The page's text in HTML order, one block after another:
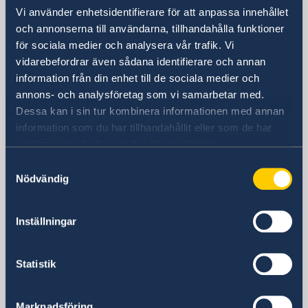
Vi använder enhetsidentifierare för att anpassa innehållet
och annonserna till användarna, tillhandahålla funktioner
för sociala medier och analysera vår trafik. Vi
vidarebefordrar även sådana identifierare och annan
information från din enhet till de sociala medier och
annons- och analysföretag som vi samarbetar med.
Dessa kan i sin tur kombinera informationen med annan
information som du har tillhandahållit eller som de har
samlat in när du har använt deras tjänster.
Nödvändig
Inställningar
Statistik
Besöksadress
Sveriges ambassad
Vizíváros Office Center
Byggnad B, plan 4
Kapás utca 6-12
1027 Budapest
Ungern
Kapás utca 6-12
1027 Budapest
Telefonnummer
Fax